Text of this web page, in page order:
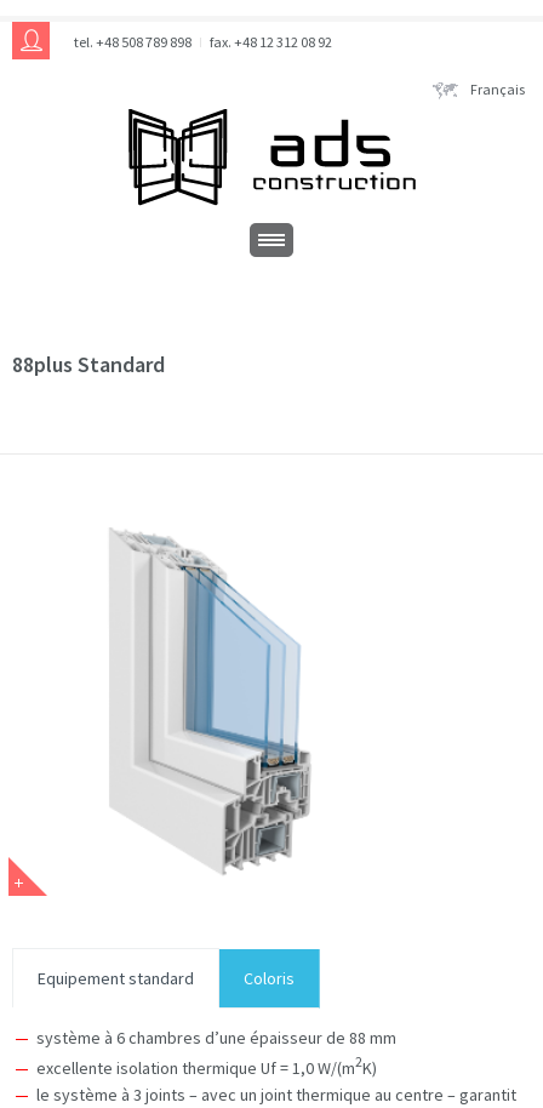
tel. +48 508 789 898 fax. +48 12 312 08 92
Français
88plus Standard
Equipement standard Coloris
système à 6 chambres d’une épaisseur de 88 mm
excellente isolation thermique Uf = 1,0 W/(m2K)
le système à 3 joints – avec un joint thermique au centre – garantit